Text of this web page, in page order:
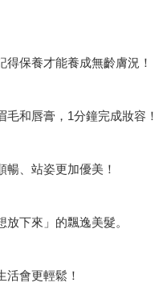
保養才能養成無齡膚況！
和唇膏，1分鐘完成妝容！
暢、站姿更加優美！
下來」的飄逸美髮。
活會更輕鬆！